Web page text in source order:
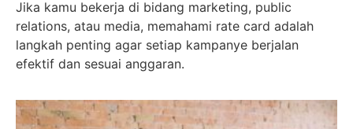
Jika kamu bekerja di bidang marketing, public
relations, atau media, memahami rate card adalah
langkah penting agar setiap kampanye berjalan
efektif dan sesuai anggaran.